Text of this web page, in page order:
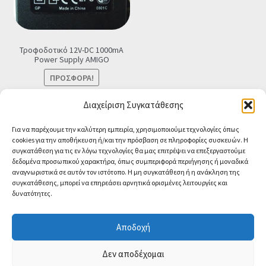
Διαχείριση Συγκατάθεσης
Για να παρέχουμε την καλύτερη εμπειρία, χρησιμοποιούμε τεχνολογίες όπως
cookies για την αποθήκευση ή/και την πρόσβαση σε πληροφορίες συσκευών. Η
συγκατάθεση για τις εν λόγω τεχνολογίες θα μας επιτρέψει να επεξεργαστούμε
δεδομένα προσωπικού χαρακτήρα, όπως συμπεριφορά περιήγησης ή μοναδικά
αναγνωριστικά σε αυτόν τον ιστότοπο. Η μη συγκατάθεση ή η ανάκληση της
συγκατάθεσης, μπορεί να επηρεάσει αρνητικά ορισμένες λειτουργίες και
δυνατότητες.
Αποδοχή
Δεν αποδέχομαι
Τροφοδοτικό 12V-DC 1000mA
Power Supply ΑMIGO
ΠΡΟΣΦΟΡΆ!
Original
was:
€8.90.
Η
τιμή
είναι:
€7.90.
Τελική τιμή
Προσθήκη στο καλάθι
© CA-MICROLAND 2026
Papaki Managed WordPress with
WooCommerce
Contact us